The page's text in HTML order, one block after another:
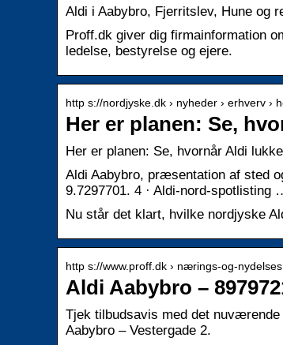
Aldi i Aabybro, Fjerritslev, Hune og
Proff.dk giver dig firmainformation
ledelse, bestyrelse og ejere.
http s://nordjyske.dk › nyheder › erhverv ›
Her er planen: Se,
Her er planen: Se, hvornår Aldi
Aldi Aabybro, præsentation af sted
9.7297701. 4 · Aldi-nord-spotlisting
Nu står det klart, hvilke nordjyske
http s://www.proff.dk › nærings-og-
Aldi Aabybro –
Tjek tilbudsavis med det nuværende
Aabybro – Vestergade 2.